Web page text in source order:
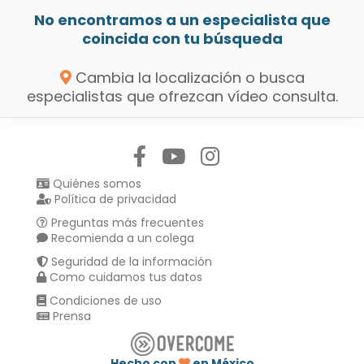
No encontramos a un especialista que
coincida con tu búsqueda
Cambia la localización o busca
especialistas que ofrezcan vídeo consulta.
Quiénes somos
Política de privacidad
Preguntas más frecuentes
Recomienda a un colega
Seguridad de la información
Como cuidamos tus datos
Condiciones de uso
Prensa